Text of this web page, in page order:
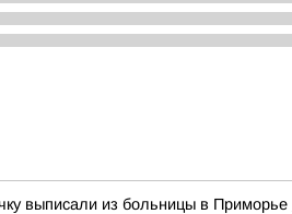
выписали из больницы в Приморье